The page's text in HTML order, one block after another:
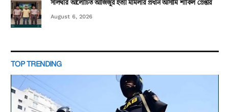
সালথার আলোচিত আজিজুর হত্যা মামলার প্রধান আসামি শাকিল গ্রেপ্তার
August 6, 2026
TOP TRENDING